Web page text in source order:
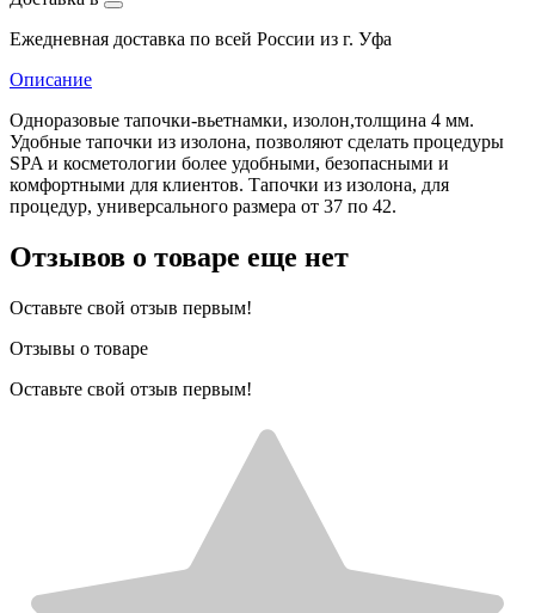
Ежедневная доставка по всей России из г. Уфа
Описание
Одноразовые тапочки-вьетнамки, изолон,толщина 4 мм.
Удобные тапочки из изолона, позволяют сделать процедуры
SPA и косметологии более удобными, безопасными и
комфортными для клиентов. Тапочки из изолона, для
процедур, универсального размера от 37 по 42.
Отзывов о товаре еще нет
Оставьте свой отзыв первым!
Отзывы о товаре
Оставьте свой отзыв первым!